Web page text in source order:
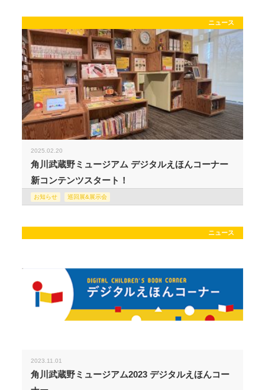
ニュース
2025.02.20
角川武蔵野ミュージアム デジタルえほんコーナー
新コンテンツスタート！
お知らせ 巡回展&展示会
ニュース
2023.11.01
角川武蔵野ミュージアム2023 デジタルえほんコー